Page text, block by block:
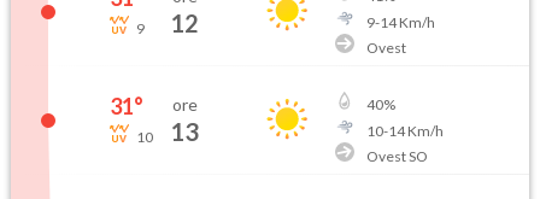
9 12
9-14Km/h
Ovest
31°
10
ore
13
40%
10-14Km/h
Ovest SO